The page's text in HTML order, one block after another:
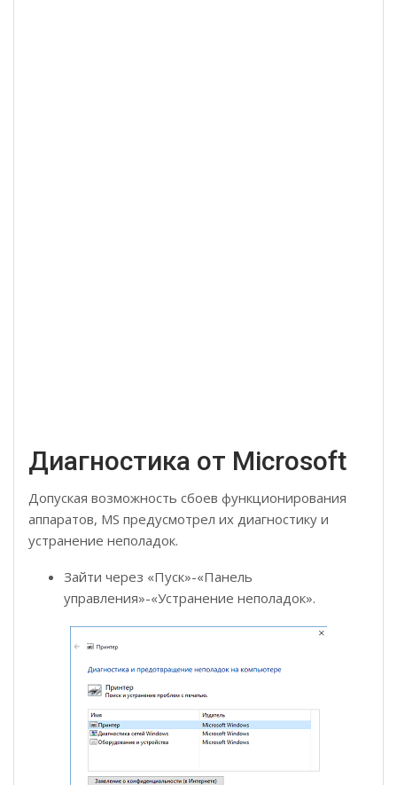
Диагностика от Microsoft
Допуская возможность сбоев функционирования
аппаратов, MS предусмотрел их диагностику и
устранение неполадок.
Зайти через «Пуск»-«Панель
управления»-«Устранение неполадок».